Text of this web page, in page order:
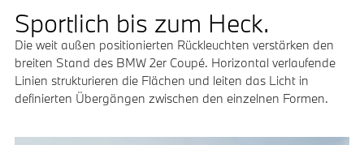
Sportlich bis zum Heck.
Die weit außen positionierten Rückleuchten verstärken den
breiten Stand des BMW 2er Coupé. Horizontal verlaufende
Linien strukturieren die Flächen und leiten das Licht in
definierten Übergängen zwischen den einzelnen Formen.